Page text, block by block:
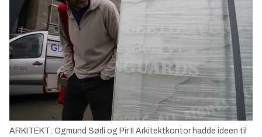
ARKITEKT: Ogmund Sørli og Pir II Arkitektkontor hadde ideen til